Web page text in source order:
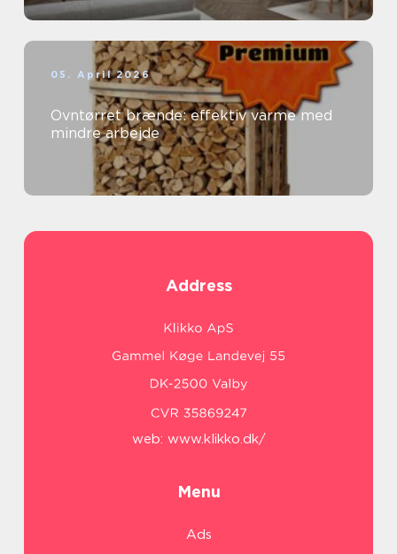
05. April 2026
Ovntørret brænde: effektiv varme med
mindre arbejde
Address
web: www.klikko.dk/
Menu
Ads